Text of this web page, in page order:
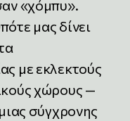
«χόμπυ».
μας δίνει
με εκλεκτούς
χώρους —
σύγχρονης